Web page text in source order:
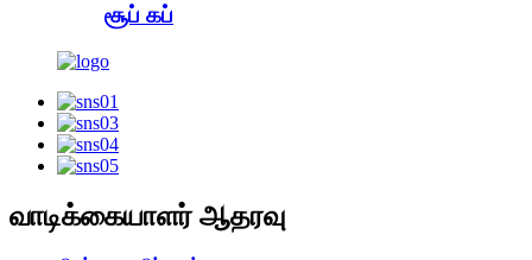
சூப் கப்
வாடிக்கையாளர் ஆதரவு